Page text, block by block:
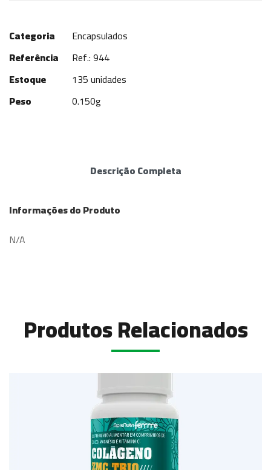
Categoria
Encapsulados
Referência
Ref.: 944
Estoque
135 unidades
Peso
0.150g
Descrição Completa
Informações do Produto
N/A
Produtos Relacionados